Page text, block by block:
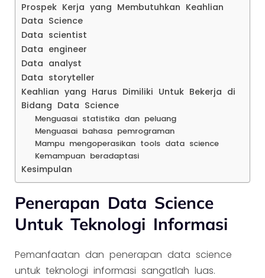
Prospek Kerja yang Membutuhkan Keahlian
Data Science
Data scientist
Data engineer
Data analyst
Data storyteller
Keahlian yang Harus Dimiliki Untuk Bekerja di
Bidang Data Science
Menguasai statistika dan peluang
Menguasai bahasa pemrograman
Mampu mengoperasikan tools data science
Kemampuan beradaptasi
Kesimpulan
Penerapan Data Science
Untuk Teknologi Informasi
Pemanfaatan dan penerapan data science
untuk teknologi informasi sangatlah luas.